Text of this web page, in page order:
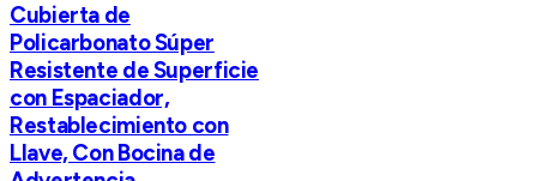
Cubierta de
Policarbonato Súper
Resistente de Superficie
con Espaciador,
Restablecimiento con
Llave, Con Bocina de